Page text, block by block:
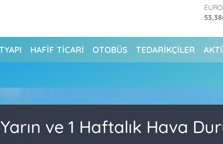
HAFİF TİCARİ OTOBÜS TEDARİKÇİLER
ve 1 Haftalık Hava